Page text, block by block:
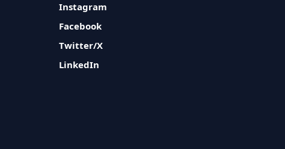
Instagram
Facebook
Twitter/X
LinkedIn